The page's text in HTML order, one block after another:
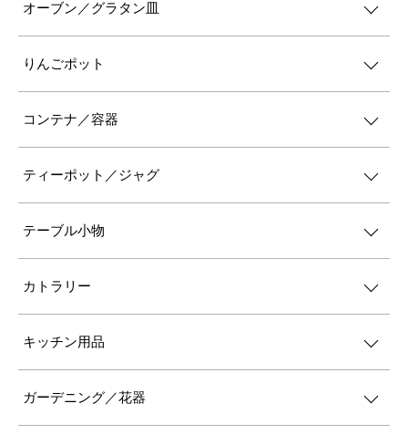
オーブン／グラタン皿
りんごポット
コンテナ／容器
ティーポット／ジャグ
テーブル小物
カトラリー
キッチン用品
ガーデニング／花器